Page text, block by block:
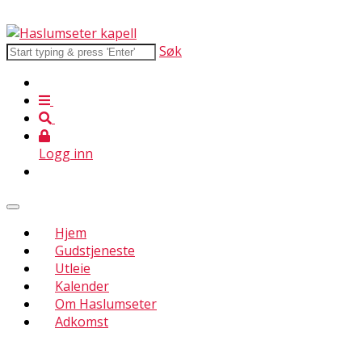
Søk
Logg inn
Hjem
Gudstjeneste
Utleie
Kalender
Om Haslumseter
Adkomst